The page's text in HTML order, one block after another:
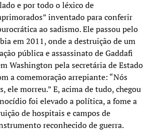
e por todo o léxico de
inventado para conferir
ao sadismo. Ele passou pelo
em 2011, onde a destruição de um
pública e assassinato de Gaddafi
Washington pela secretária de Estado
a comemoração arrepiante: “Nós
ele morreu.” E, acima de tudo, chegou
foi elevado a política, a fome a
de hospitais e campos de
reconhecido de guerra.